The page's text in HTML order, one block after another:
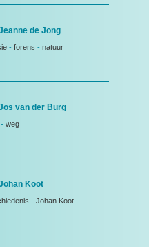
de Jong
- forens - natuur
van der Burg
- weg
Koot
- Johan Koot